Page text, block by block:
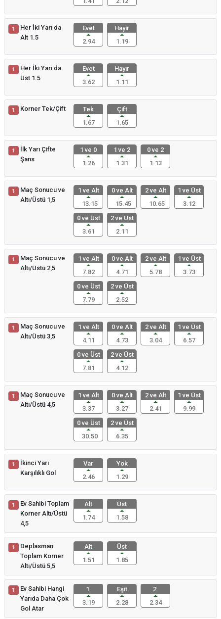
1
Her İki Yarı da
Alt 1.5
Evet
2.94
Hayır
1.19
1
Her İki Yarı da
Üst 1.5
Evet
3.62
Hayır
1.11
1 Korner Tek/Çift
Tek
1.67
Çift
1.65
1
İlk Yarı Çifte
Şans
1 ve 0
1.26
1 ve 2
1.31
0 ve 2
1.13
1
Maç Sonucu ve
Altı/Üstü 1,5
1 ve Alt
13.15
0 ve Alt
15.45
2 ve Alt
10.65
1 ve Üst
3.12
0 ve Üst
3.61
2 ve Üst
2.11
1
Maç Sonucu ve
Altı/Üstü 2,5
1 ve Alt
7.82
0 ve Alt
4.71
2 ve Alt
5.78
1 ve Üst
3.73
0 ve Üst
7.79
2 ve Üst
2.52
1
Maç Sonucu ve
Altı/Üstü 3,5
1 ve Alt
4.11
0 ve Alt
4.73
2 ve Alt
3.04
1 ve Üst
6.57
0 ve Üst
7.81
2 ve Üst
4.12
1
Maç Sonucu ve
Altı/Üstü 4,5
1 ve Alt
3.37
0 ve Alt
3.27
2 ve Alt
2.41
1 ve Üst
9.99
0 ve Üst
30.50
2 ve Üst
6.35
1
İkinci Yarı
Karşılıklı Gol
Var
2.46
Yok
1.29
1
Ev Sahibi Toplam
Korner Altı/Üstü
4,5
Alt
1.74
Üst
1.58
1
Deplasman
Toplam Korner
Altı/Üstü 5,5
Alt
1.51
Üst
1.85
1
Ev Sahibi Hangi
Yarıda Daha Çok
Gol Atar
1.
3.19
Eşit
2.28
2.
2.34